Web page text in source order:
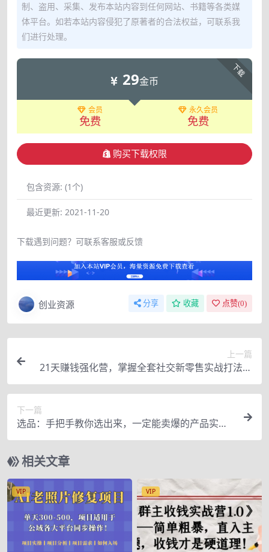
制、盗用、采集、发布本站内容到任何网站、书籍等各类媒
体平台。如若本站内容侵犯了原著者的合法权益，可联系我
们进行处理。
下载
29金币
会员
免费
永久会员
免费
购买下载权限
包含资源: (1个)
最近更新: 2021-11-20
下载遇到问题？可联系客服或反馈
创业资源 分享 收藏 点赞(0)
上一篇
21天赚钱强化营，掌握全套社交新零售实战打法，
赚回N倍学员
下一篇
选品：手把手教你选出来，一定能卖爆的产品实现
躺赚
相关文章
VIP VIP